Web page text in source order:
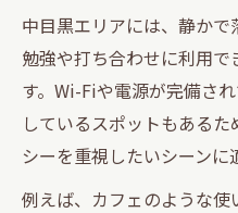
中目黒エリアには、静か
勉強や打ち合わせに利用
す。Wi-Fiや電源が完備さ
しているスポットもある
シーを重視したいシーンに
例えば、カフェのような使